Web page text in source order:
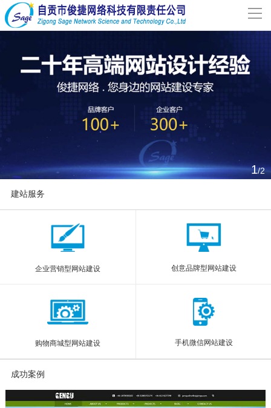
导
关于我们
网站建设
案例分享
解决方案
新闻动态
1/2
建站服务
企业营销型网站建设 创意品牌型网站建设
购物商城型网站建设 手机微信网站建设
成功案例